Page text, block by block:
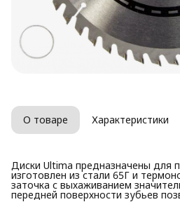
О товаре Характеристики
Диски Ultima предназначены для
изготовлен из стали 65Г и
заточка с выхаживанием
передней поверхности зубьев